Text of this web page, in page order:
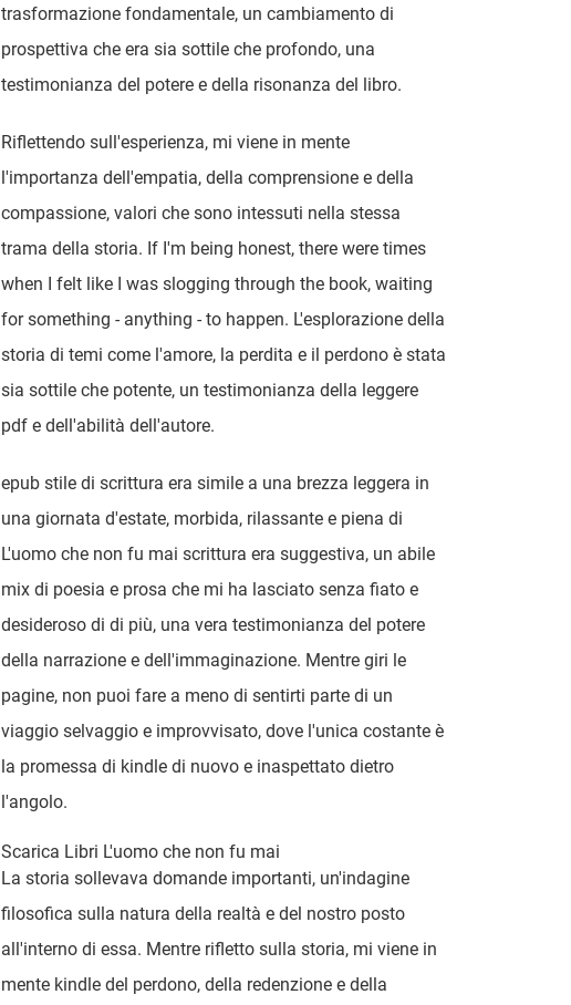
trasformazione fondamentale, un cambiamento di
prospettiva che era sia sottile che profondo, una
testimonianza del potere e della risonanza del libro.
Riflettendo sull'esperienza, mi viene in mente
l'importanza dell'empatia, della comprensione e della
compassione, valori che sono intessuti nella stessa
trama della storia. If I'm being honest, there were times
when I felt like I was slogging through the book, waiting
for something - anything - to happen. L'esplorazione della
storia di temi come l'amore, la perdita e il perdono è stata
sia sottile che potente, un testimonianza della leggere
pdf e dell'abilità dell'autore.
epub stile di scrittura era simile a una brezza leggera in
una giornata d'estate, morbida, rilassante e piena di
L'uomo che non fu mai scrittura era suggestiva, un abile
mix di poesia e prosa che mi ha lasciato senza fiato e
desideroso di di più, una vera testimonianza del potere
della narrazione e dell'immaginazione. Mentre giri le
pagine, non puoi fare a meno di sentirti parte di un
viaggio selvaggio e improvvisato, dove l'unica costante è
la promessa di kindle di nuovo e inaspettato dietro
l'angolo.
Scarica Libri L'uomo che non fu mai
La storia sollevava domande importanti, un'indagine
filosofica sulla natura della realtà e del nostro posto
all'interno di essa. Mentre rifletto sulla storia, mi viene in
mente kindle del perdono, della redenzione e della